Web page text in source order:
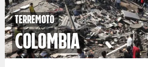
Terremoto
Colombia